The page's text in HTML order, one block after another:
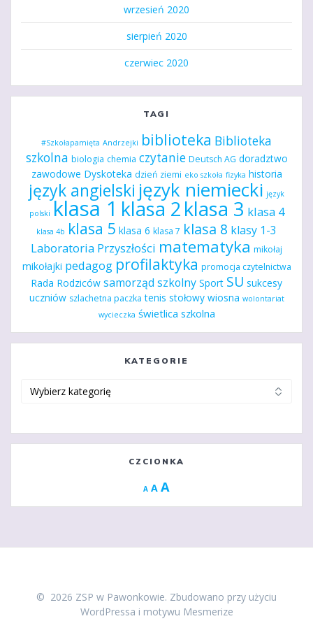
wrzesień 2020
sierpień 2020
czerwiec 2020
TAGI
#Szkołapamięta Andrzejki biblioteka Biblioteka
szkolna biologia chemia czytanie Deutsch AG doradztwo
zawodowe Dyskoteka dzień ziemi eko szkoła fizyka historia
język angielski język niemiecki język
polski klasa 1 klasa 2klasa 3 klasa 4
klasa 4b klasa 5 klasa 6 klasa 7 klasa 8 klasy 1-3
Laboratoria Przyszłości matematyka mikołaj
mikołajki pedagog profilaktyka promocja czytelnictwa
Rada Rodziców samorząd szkolny Sport SU sukcesy
uczniów szlachetna paczka tenis stołowy wiosna wolontariat
wycieczka świetlica szkolna
KATEGORIE
CZCIONKA
A Decrease
A Reset
A
© 2026 ZSP w Pawonkowie. Zbudowano przy użyciu
WordPressa i motywu Mesmerize